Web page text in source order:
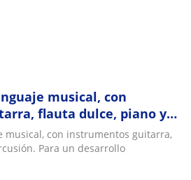
musical, con
flauta dulce, piano y
desarrollo integrador
musical, con instrumentos guitarra,
Para un desarrollo